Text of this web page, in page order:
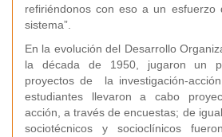
refiriéndonos con eso a un
sistema”.
En la evolución del Desarrollo
la década de 1950, jugaron un
proyectos de la investigación-
estudiantes llevaron a cabo
acción, a través de encuestas; de
sociotécnicos y socioclínicos